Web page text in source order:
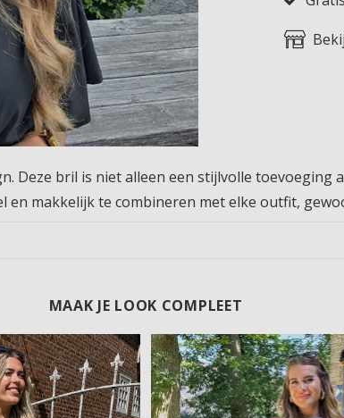
Deze bril is niet alleen een stijlvolle toevoeging
en makkelijk te combineren met elke outfit,
MAAK JE LOOK COMPLEET